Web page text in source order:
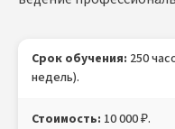
Срок обучения: 250
недель).
Стоимость: 10 000 ₽.